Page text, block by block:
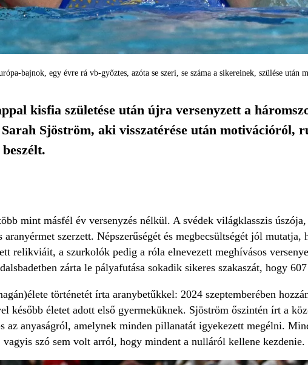
bajnok, egy évre rá vb-győztes, azóta se szeri, se száma a sikereinek, szülése
kisfia születése után újra versenyzett a
Sarah Sjöström, aki visszatérése után motivációról,
mint másfél év versenyzés nélkül. A svédek világklasszis
aranyérmet szerzett. Népszerűségét és megbecsültségét jól
relikviáit, a szurkolók pedig a róla elnevezett meghívásos
zárta le pályafutása sokadik sikeres szakaszát, hogy
történetét írta aranybetűkkel: 2024 szeptemberében
később életet adott első gyermeküknek. Sjöström őszintén írt a
az anyaságról, amelynek minden pillanatát igyekezett megélni.
vagyis szó sem volt arról, hogy mindent a nulláról kellene kezdenie.